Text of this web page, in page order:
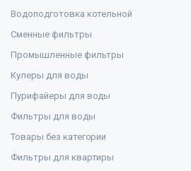
Водоподготовка котельной
Сменные фильтры
Промышленные фильтры
Кулеры для воды
Пурифайеры для воды
Фильтры для воды
Товары без категории
Фильтры для квартиры